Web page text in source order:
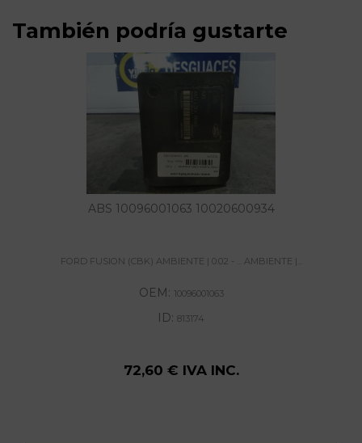
También podría gustarte
ABS 10096001063 10020600934
FORD FUSION (CBK) AMBIENTE | 0.02 - ... AMBIENTE |...
OEM: 10096001063
ID: 813174
72,60 € IVA INC.